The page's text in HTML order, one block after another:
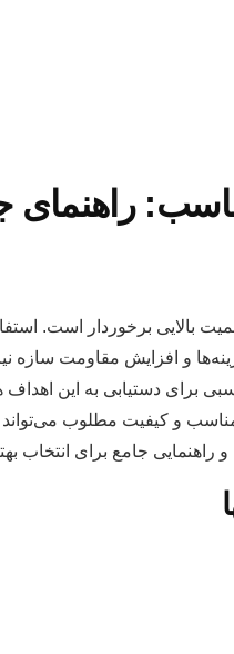
راهنمای
بالایی برخوردار است.
و افزایش مقاومت سازه
برای دستیابی به این اهداف
و کیفیت مطلوب می‌تواند
جامع برای انتخاب